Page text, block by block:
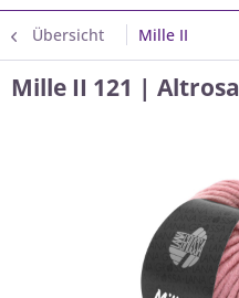
Übersicht Mille II
Mille II 121 | Altrosa